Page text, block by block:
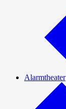
Alarmtheater